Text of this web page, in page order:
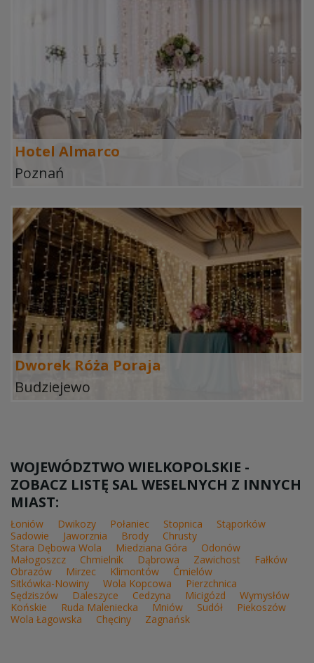
Hotel Almarco
Poznań
Dworek Róża Poraja
Budziejewo
WOJEWÓDZTWO WIELKOPOLSKIE -
ZOBACZ LISTĘ SAL WESELNYCH Z INNYCH
MIAST:
Łoniów Dwikozy Połaniec Stopnica
Stąporków
Sadowie
Jaworznia Brody
Chrusty
Stara Dębowa Wola
Miedziana Góra
Odonów
Małogoszcz
Chmielnik Dąbrowa Zawichost
Fałków
Obrazów
Mirzec Klimontów
Ćmielów
Sitkówka-Nowiny
Wola Kopcowa
Pierzchnica
Sędziszów
Daleszyce Cedzyna Micigózd
Wymysłów
Końskie
Ruda Maleniecka Mniów Sudół
Piekoszów
Wola Łagowska
Chęciny Zagnańsk